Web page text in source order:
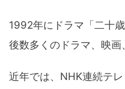
1992年にドラマ「二十
後数多くのドラマ、映画
近年では、NHK連続テ